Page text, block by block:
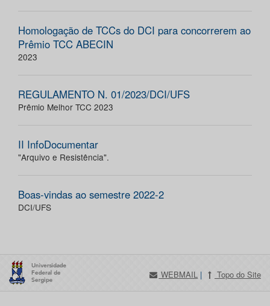
Homologação de TCCs do DCI para concorrerem ao
Prêmio TCC ABECIN
2023
REGULAMENTO N. 01/2023/DCI/UFS
Prêmio Melhor TCC 2023
II InfoDocumentar
"Arquivo e Resistência".
Boas-vindas ao semestre 2022-2
DCI/UFS
WEBMAIL | Topo do Site